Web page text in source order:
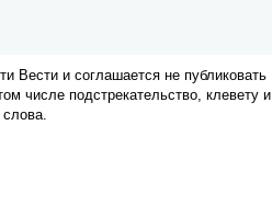
Вести и соглашается не публиковать
числе подстрекательство, клевету и